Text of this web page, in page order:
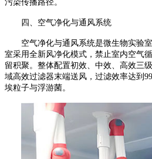
污染传播路径。
四、 空气净化与通风系统
空气净化与通风系统是微生物实验
室采用全新风净化模式，禁止室内空气
留积聚。整体配置初效、中效、高效三
域高效过滤器末端送风，过滤效率达到
埃粒子与浮游菌。